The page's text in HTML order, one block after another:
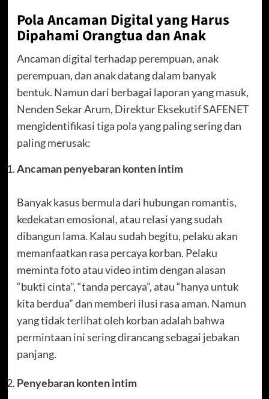
Pola Ancaman Digital yang Harus
Dipahami Orangtua dan Anak
Ancaman digital terhadap perempuan, anak
perempuan, dan anak datang dalam banyak
bentuk. Namun dari berbagai laporan yang masuk,
Nenden Sekar Arum, Direktur Eksekutif SAFENET
mengidentifikasi tiga pola yang paling sering dan
paling merusak:
Ancaman penyebaran konten intim
Banyak kasus bermula dari hubungan romantis,
kedekatan emosional, atau relasi yang sudah
dibangun lama. Kalau sudah begitu, pelaku akan
memanfaatkan rasa percaya korban. Pelaku
meminta foto atau video intim dengan alasan
“bukti cinta”, “tanda percaya”, atau “hanya untuk
kita berdua” dan memberi ilusi rasa aman. Namun
yang tidak terlihat oleh korban adalah bahwa
permintaan ini sering dirancang sebagai jebakan
panjang.
Penyebaran konten intim